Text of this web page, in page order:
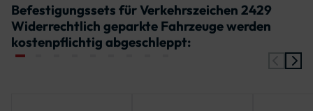
Befestigungssets für Verkehrszeichen 2429
Widerrechtlich geparkte Fahrzeuge werden
kostenpflichtig abgeschleppt: